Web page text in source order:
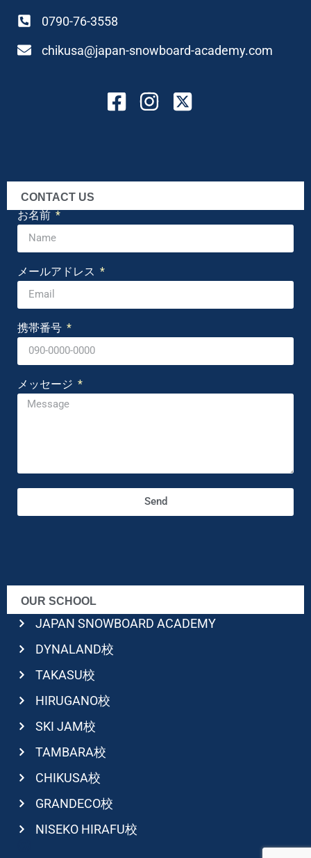
0790-76-3558
chikusa@japan-snowboard-academy.com
CONTACT US
お名前
メールアドレス
携帯番号
メッセージ
Send
OUR SCHOOL
JAPAN SNOWBOARD ACADEMY
DYNALAND校
TAKASU校
HIRUGANO校
SKI JAM校
TAMBARA校
CHIKUSA校
GRANDECO校
NISEKO HIRAFU校